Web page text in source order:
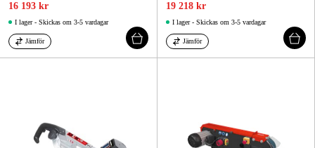
16 193 kr
I lager - Skickas om 3-5 vardagar
Jämför
19 218 kr
I lager - Skickas om 3-5 vardagar
Jämför